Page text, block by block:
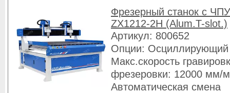
Фрезерный станок с
ZX1212-2H (Alum.T-slot.)
Артикул: 800652
Опции:
Макс.скорость
фрезеровки: 12000 мм/
Автоматическая смена